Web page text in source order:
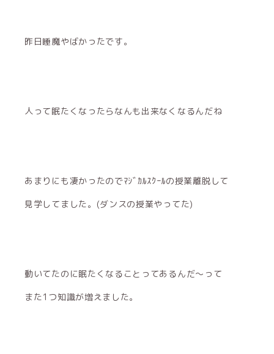
昨日睡魔やばかったです。
人って眠たくなったらなんも出来なくなるんだね
あまりにも凄かったのでﾏｼﾞｶﾙｽｸｰﾙの授業離脱して
見学してました。(ダンスの授業やってた)
動いてたのに眠たくなることってあるんだ〜って
また1つ知識が増えました。